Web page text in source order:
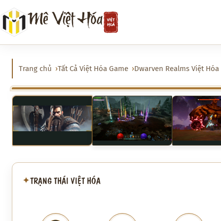
đến
phần
nội
dung
Mê Việt Hóa
Trang chủ Tất Cả Việt Hóa Game Dwarven Realms Việt Hóa
‹
✦TRẠNG THÁI VIỆT HÓA